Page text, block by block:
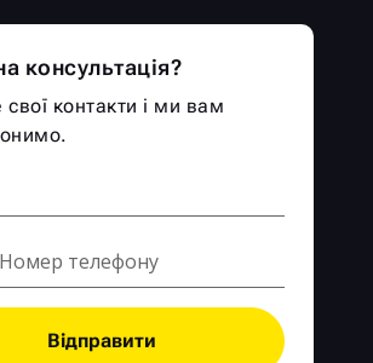
консультація?
контакти і ми вам
Відправити